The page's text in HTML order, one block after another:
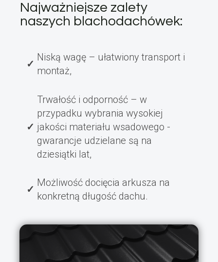
Najważniejsze zalety
naszych blachodachówek:
Niską wagę – ułatwiony transport i
montaż,
Trwałość i odporność – w
przypadku wybrania wysokiej
jakości materiału wsadowego -
gwarancje udzielane są na
dziesiątki lat,
Możliwość docięcia arkusza na
konkretną długość dachu.